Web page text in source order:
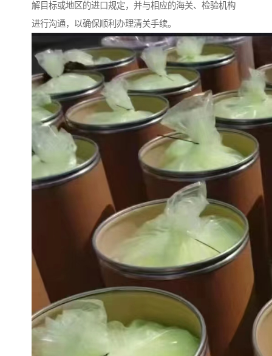
解目标或地区的进口规定，并与相应的海关、检验机构
进行沟通，以确保顺利办理清关手续。